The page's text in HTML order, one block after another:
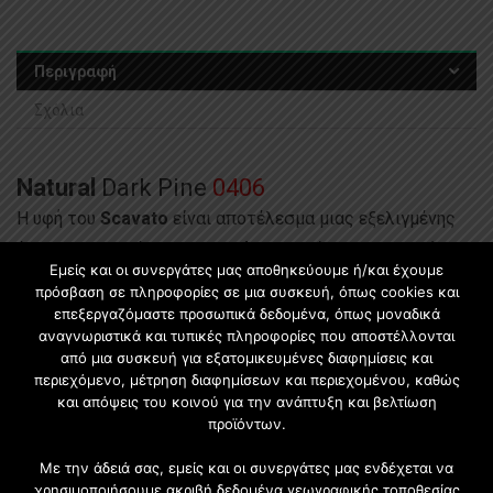
o
Περιγραφή
Σχόλια
Natural Dark Pine 0406
Η υφή του Scavato είναι αποτέλεσμα μιας εξελιγμένης
έρευνας και ανάπτυξης, καθώς και ενός βιοτεχνικού και
βιομηχανικού οράματος που επικεντρώνεται τόσο στις
λεπτομέρειες όσο και στις τεχνολογικές αλλαγές.
ΠΙΣΩ ΟΨΗ:Shagreen
Η επιφάνεια shagreen είναι κατάλληλη για έντονα
μοναδικά χρώματα. Τονίζει επίσης την εμφάνιση κομψών
ξύλινων διακοσμητικών.
THICKNESS COMPARE TO NOMINAL VALUE:+0.5 mm
Εμείς και οι συνεργάτες μας αποθηκεύουμε ή/και έχουμε
πρόσβαση σε πληροφορίες σε μια συσκευή, όπως cookies και
επεξεργαζόμαστε προσωπικά δεδομένα, όπως μοναδικά
αναγνωριστικά και τυπικές πληροφορίες που αποστέλλονται
από μια συσκευή για εξατομικευμένες διαφημίσεις και
περιεχόμενο, μέτρηση διαφημίσεων και περιεχομένου, καθώς
και απόψεις του κοινού για την ανάπτυξη και βελτίωση
προϊόντων.
Με την άδειά σας, εμείς και οι συνεργάτες μας ενδέχεται να